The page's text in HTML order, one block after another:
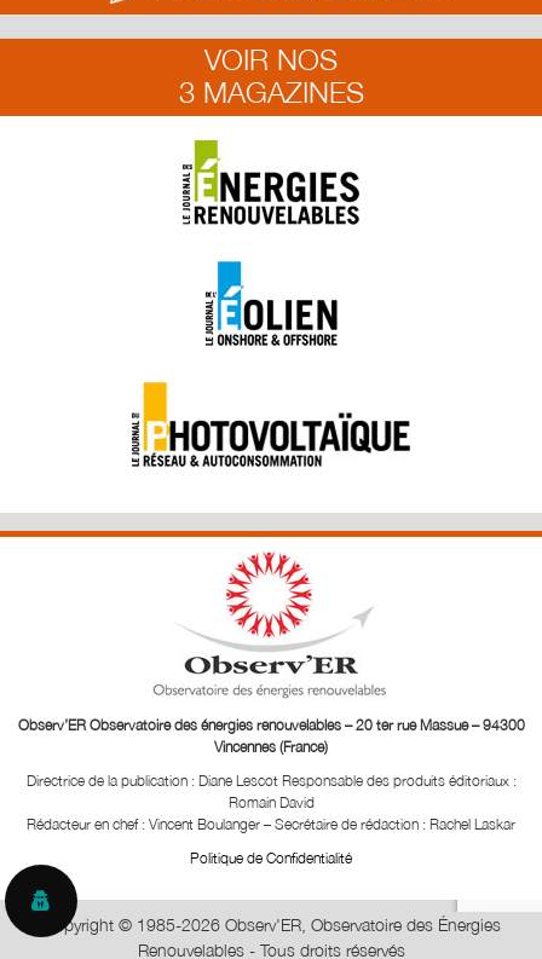
VOIR NOS
3 MAGAZINES
Observ’ER Observatoire des énergies renouvelables – 20 ter rue Massue – 94300
Vincennes (France)
Directrice de la publication : Diane Lescot Responsable des produits éditoriaux :
Romain David
Rédacteur en chef : Vincent Boulanger – Secrétaire de rédaction : Rachel Laskar
Politique de Confidentialité
Copyright © 1985-2026 Observ'ER, Observatoire des Énergies
Renouvelables - Tous droits réservés